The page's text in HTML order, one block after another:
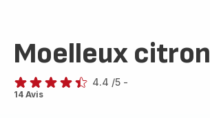
Moelleux citron
ratings.4.4
4.4 /5 -
14 Avis